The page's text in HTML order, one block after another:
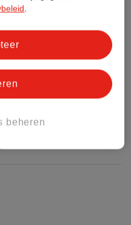
(nog) geen Nature
.
beheren